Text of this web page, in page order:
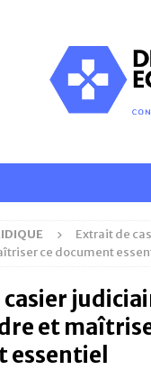
Extrait de
ce document
et
essentiel